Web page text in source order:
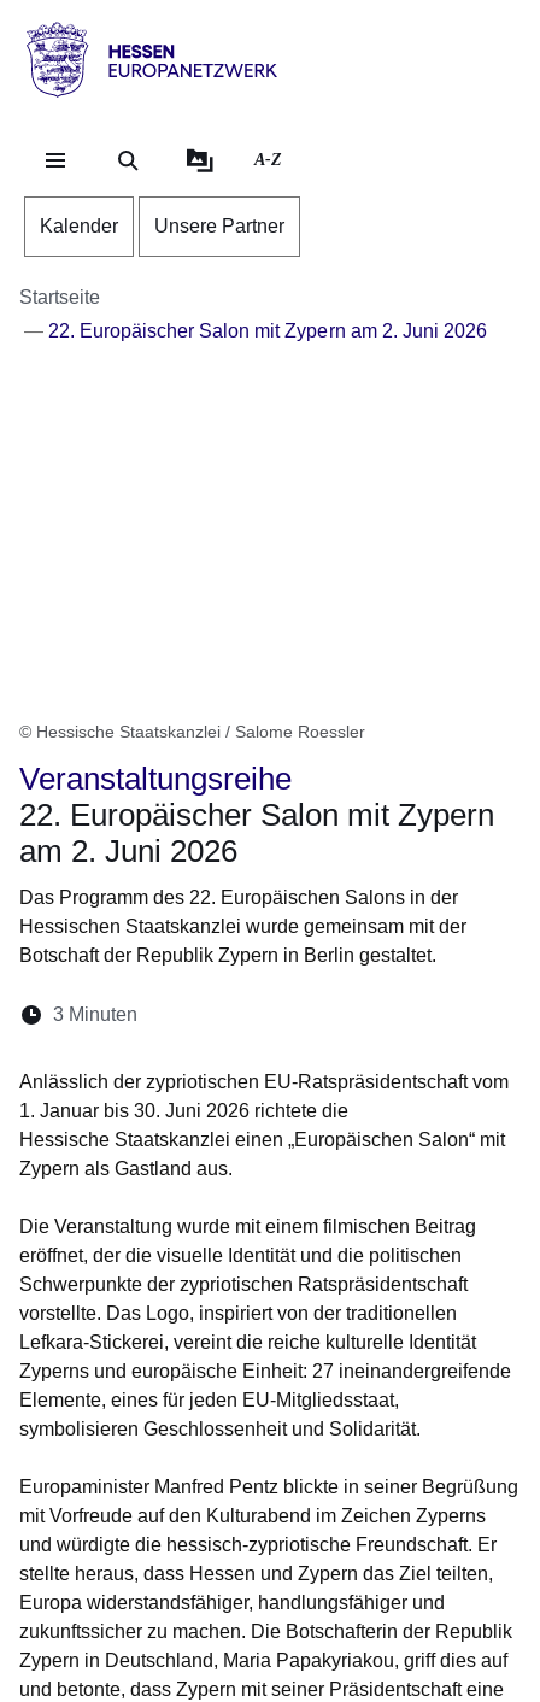
Hessen
Europanetzwerk
A-Z
Kalender Unsere Partner
Startseite
22. Europäischer Salon mit Zypern am 2. Juni 2026
© Hessische Staatskanzlei / Salome Roessler
Veranstaltungsreihe
22. Europäischer Salon mit Zypern
am 2. Juni 2026
Das Programm des 22. Europäischen Salons in der
Hessischen Staatskanzlei wurde gemeinsam mit der
Botschaft der Republik Zypern in Berlin gestaltet.
Lesedauer:
3 Minuten
Anlässlich der zypriotischen EU-Ratspräsidentschaft vom
1. Januar bis 30. Juni 2026 richtete die
Hessische Staatskanzlei einen „Europäischen Salon“ mit
Zypern als Gastland aus.
Die Veranstaltung wurde mit einem filmischen Beitrag
eröffnet, der die visuelle Identität und die politischen
Schwerpunkte der zypriotischen Ratspräsidentschaft
vorstellte. Das Logo, inspiriert von der traditionellen
Lefkara-Stickerei, vereint die reiche kulturelle Identität
Zyperns und europäische Einheit: 27 ineinandergreifende
Elemente, eines für jeden EU-Mitgliedsstaat,
symbolisieren Geschlossenheit und Solidarität.
Europaminister Manfred Pentz blickte in seiner Begrüßung
mit Vorfreude auf den Kulturabend im Zeichen Zyperns
und würdigte die hessisch-zypriotische Freundschaft. Er
stellte heraus, dass Hessen und Zypern das Ziel teilten,
Europa widerstandsfähiger, handlungsfähiger und
zukunftssicher zu machen. Die Botschafterin der Republik
Zypern in Deutschland, Maria Papakyriakou, griff dies auf
und betonte, dass Zypern mit seiner Präsidentschaft eine